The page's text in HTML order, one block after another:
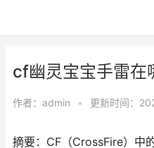
cf幽灵宝宝手雷在
作者： admin • 更新时间：
摘要：CF（CrossFire）中